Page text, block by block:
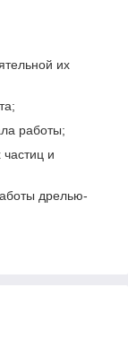
их
работы;
и
дрелью-